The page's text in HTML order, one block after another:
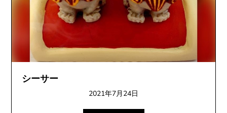
シーサー
2021年7月24日